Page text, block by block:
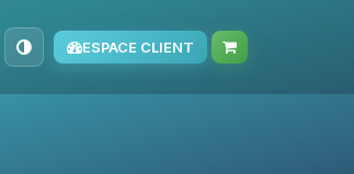
ESPACE CLIENT